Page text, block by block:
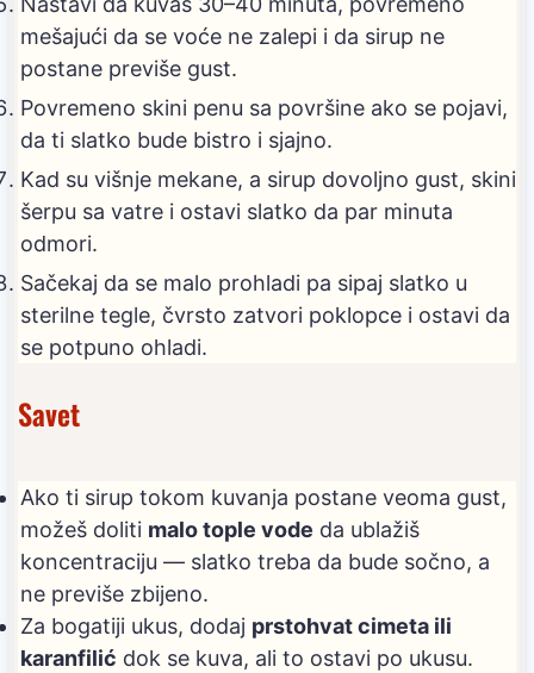
mešajući da se voće ne zalepi i da sirup ne
postane previše gust.
Povremeno skini penu sa površine ako se pojavi,
da ti slatko bude bistro i sjajno.
Kad su višnje mekane, a sirup dovoljno gust, skini
šerpu sa vatre i ostavi slatko da par minuta
odmori.
Sačekaj da se malo prohladi pa sipaj slatko u
sterilne tegle, čvrsto zatvori poklopce i ostavi da
se potpuno ohladi.
Savet
Ako ti sirup tokom kuvanja postane veoma gust,
možeš doliti malo tople vode da ublažiš
koncentraciju — slatko treba da bude sočno, a
ne previše zbijeno.
Za bogatiji ukus, dodaj prstohvat cimeta ili
karanfilić dok se kuva, ali to ostavi po ukusu.